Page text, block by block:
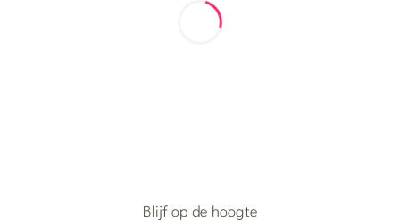
Blijf op de hoogte